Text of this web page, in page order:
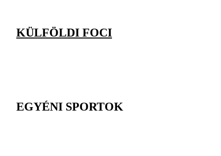
KÜLFÖLDI FOCI
EGYÉNI SPORTOK